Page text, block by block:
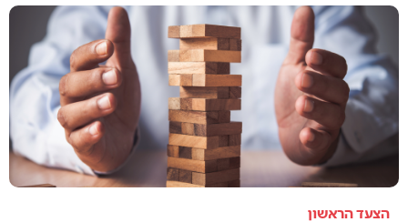
הצעד הראשון